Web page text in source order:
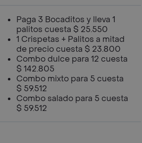
Paga 3 Bocaditos y lleva 1
palitos cuesta $ 25.550
1 Crispetas + Palitos a mitad
de precio cuesta $ 23.800
Combo dulce para 12 cuesta
$ 142.805
Combo mixto para 5 cuesta
$ 59.512
Combo salado para 5 cuesta
$ 59.512